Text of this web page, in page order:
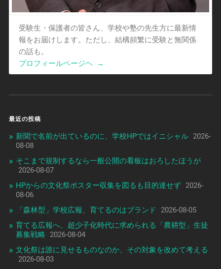
受験生・保護者の皆さん、学校や塾の先生方に最新情
報をお届けします。ただし、結構頻繁に受験と無関係
の話も。
プロフィールページヘ
→
最近の投稿
新聞で名前が出ているのに、学校HPではイニシャル 2026-
08-08
そこまで規制するなら一般公開の看板はおろしたほうが
2026-08-07
HPからの文化祭ポスター収集を図るも目的達せず 2026-
08-06
「森林型」学校広報、育てるのはブランド
2026-08-05
育てる広報へ、超少子化時代に求められる「農耕型」生徒
募集戦略
2026-08-04
文化祭は誰に見せるものなのか、その対象を改めて考える
2026-08-03